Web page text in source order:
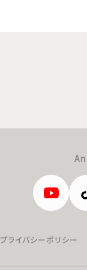
プライバシーポリシー